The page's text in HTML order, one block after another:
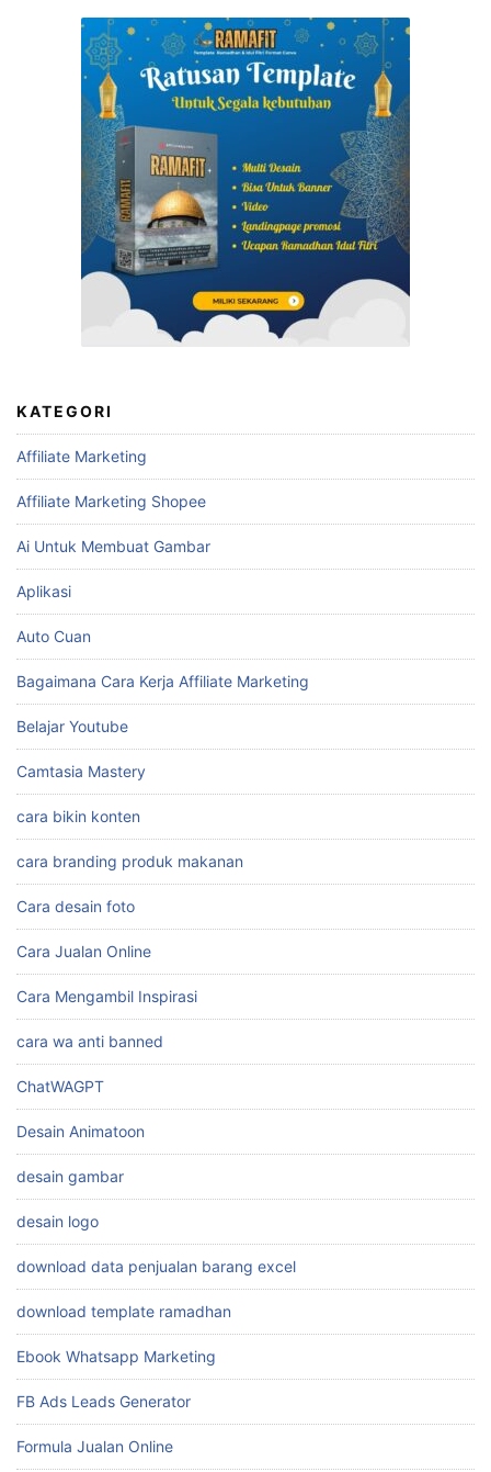
Mudahkan Laporan Penjualan dengan Template Excel
Template Laporan Penjualan Excel Terbaik untuk
Mengoptimalkan Bisnis Anda
KATEGORI
Affiliate Marketing
Affiliate Marketing Shopee
Ai Untuk Membuat Gambar
Aplikasi
Auto Cuan
Bagaimana Cara Kerja Affiliate Marketing
Belajar Youtube
Camtasia Mastery
cara bikin konten
cara branding produk makanan
Cara desain foto
Cara Jualan Online
Cara Mengambil Inspirasi
cara wa anti banned
ChatWAGPT
Desain Animatoon
desain gambar
desain logo
download data penjualan barang excel
download template ramadhan